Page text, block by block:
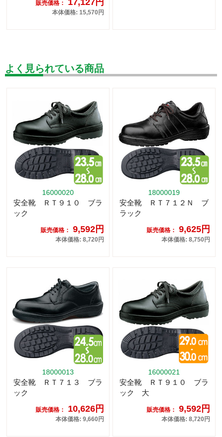
販売価格：
本体価格: 15,570円
よく見られている商品
16000020
安全靴 ＲＴ９１０ ブラ
ック
販売価格： 9,592円
本体価格: 8,720円
18000019
安全靴 ＲＴ７１２Ｎ ブ
ラック
販売価格： 9,625円
本体価格: 8,750円
18000013
安全靴 ＲＴ７１３ ブラ
ック
販売価格： 10,626円
本体価格: 9,660円
16000021
安全靴 ＲＴ９１０ ブラ
ック 大
販売価格： 9,592円
本体価格: 8,720円